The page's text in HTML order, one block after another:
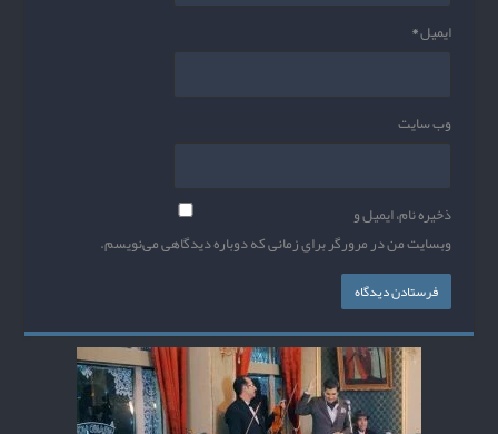
ایمیل*
وب‌ سایت
ذخیره نام، ایمیل و
وبسایت من در مرورگر برای زمانی که دوباره دیدگاهی می‌نویسم.